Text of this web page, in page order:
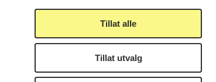
Tillat alle
Tillat utvalg